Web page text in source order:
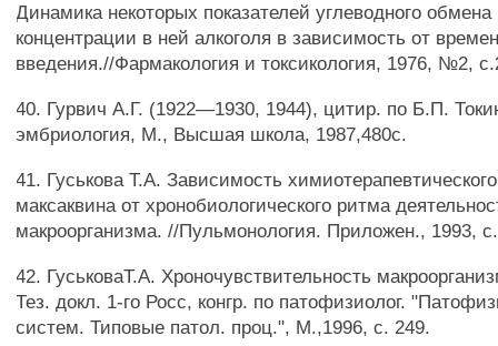
Динамика некоторых показателей углеводного
концентрации в ней алкоголя в зависимость от
введения.//Фармакология и токсикология, 1976, №2,
40. Гурвич А.Г. (1922—1930, 1944), цитир. по Б.П.
эмбриология, М., Высшая школа, 1987,480с.
41. Гуськова Т.А. Зависимость
максаквина от хронобиологического ритма
макроорганизма. //Пульмонология. Приложен., 1993,
42. ГуськоваТ.А. Хроночувствительность
Тез. докл. 1-го Росс, конгр. по патофизиолог.
систем. Типовые патол. проц.", М.,1996, с. 249.